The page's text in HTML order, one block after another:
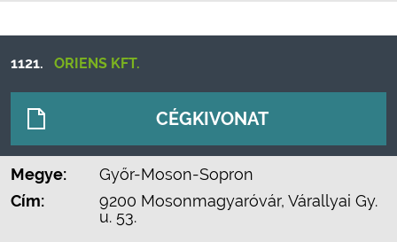
1121. ORIENS KFT.
CÉGKIVONAT
Megye:
Győr-Moson-Sopron
Cím:
9200 Mosonmagyaróvár, Várallyai Gy.
u. 53.